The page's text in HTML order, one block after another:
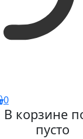
0
В корзине
пусто